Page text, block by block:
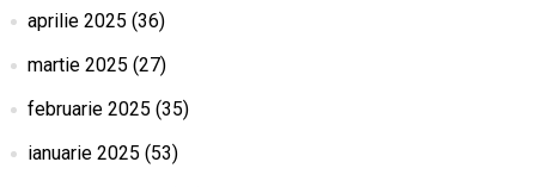
aprilie 2025 (36)
martie 2025 (27)
februarie 2025 (35)
ianuarie 2025 (53)